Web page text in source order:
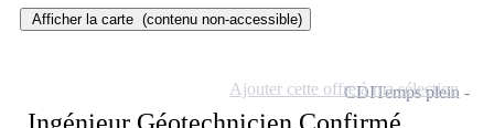
Afficher la carte (contenu non-accessible)
Ingénieur Géotechnicien Confirmé
CDITemps plein
Ajouter cette offre à ma sélection